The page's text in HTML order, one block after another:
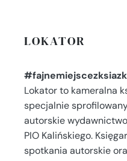
LOKATOR
Lokator to kameralna
specjalnie
autorskie
PIO Kalińskiego.
spotkania autorskie